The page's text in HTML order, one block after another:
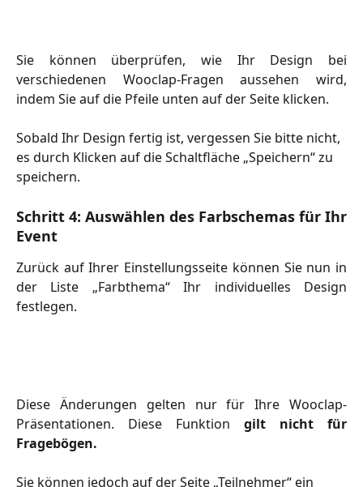
Sie können überprüfen, wie Ihr Design bei
verschiedenen Wooclap-Fragen aussehen wird,
indem Sie auf die Pfeile unten auf der Seite klicken.
Sobald Ihr Design fertig ist, vergessen Sie bitte nicht,
es durch Klicken auf die Schaltfläche „Speichern“ zu
speichern.
Schritt 4: Auswählen des Farbschemas für Ihr
Event
Zurück auf Ihrer Einstellungsseite können Sie nun in
der Liste „Farbthema“ Ihr individuelles Design
festlegen.
Diese Änderungen gelten nur für Ihre Wooclap-
Präsentationen. Diese Funktion gilt nicht für
Fragebögen.
Sie können jedoch auf der Seite „Teilnehmer“ ein